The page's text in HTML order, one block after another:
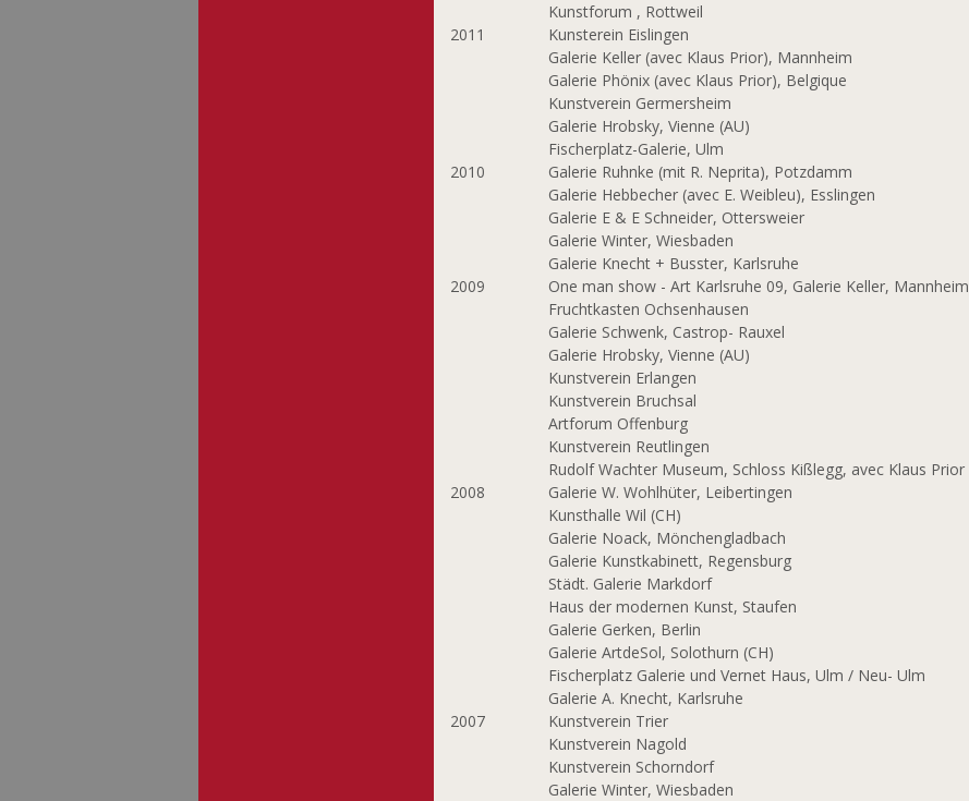
Kunstforum , Rottweil
2011
Kunsterein Eislingen
Galerie Keller (avec Klaus Prior), Mannheim
Galerie Phönix (avec Klaus Prior), Belgique
Kunstverein Germersheim
Galerie Hrobsky, Vienne (AU)
Fischerplatz-Galerie, Ulm
2010
Galerie Ruhnke (mit R. Neprita), Potzdamm
Galerie Hebbecher (avec E. Weibleu), Esslingen
Galerie E & E Schneider, Ottersweier
Galerie Winter, Wiesbaden
Galerie Knecht + Busster, Karlsruhe
2009
One man show - Art Karlsruhe 09, Galerie Keller, Mannheim
Fruchtkasten Ochsenhausen
Galerie Schwenk, Castrop- Rauxel
Galerie Hrobsky, Vienne (AU)
Kunstverein Erlangen
Kunstverein Bruchsal
Artforum Offenburg
Kunstverein Reutlingen
Rudolf Wachter Museum, Schloss Kißlegg, avec Klaus Prior
2008
Galerie W. Wohlhüter, Leibertingen
Kunsthalle Wil (CH)
Galerie Noack, Mönchengladbach
Galerie Kunstkabinett, Regensburg
Städt. Galerie Markdorf
Haus der modernen Kunst, Staufen
Galerie Gerken, Berlin
Galerie ArtdeSol, Solothurn (CH)
Fischerplatz Galerie und Vernet Haus, Ulm / Neu- Ulm
Galerie A. Knecht, Karlsruhe
2007
Kunstverein Trier
Kunstverein Nagold
Kunstverein Schorndorf
Galerie Winter, Wiesbaden